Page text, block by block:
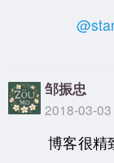
邹振忠
2018-03-03
博客很精